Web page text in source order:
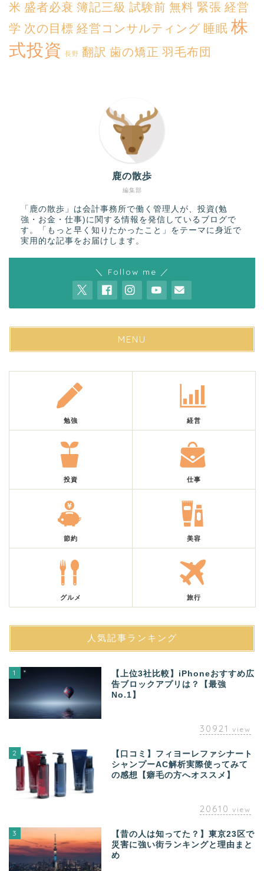
米 盛者必衰 簿記三級 試験前 無料 緊張 経営
学 次の目標 経営コンサルティング 睡眠 株
式投資
長野 翻訳 歯の矯正 羽毛布団
編集部
鹿の散歩
「鹿の散歩」は会計事務所で働く管理人が、投資(勉
強・お金・仕事)に関する情報を発信しているブログで
す。「もっと早く知りたかったこと」をテーマに身近で
実用的な記事をお届けします。
＼ Follow me ／
MENU
勉強 経営
投資 仕事
節約 美容
グルメ 旅行
人気記事ランキング
1
【上位3社比較】iPhoneおすすめ広
告ブロックアプリは？【最強
No.1】
30921 view
2
【口コミ】フィヨーレファシナート
シャンプーAC解析実際使ってみて
の感想【癖毛の方へオススメ】
20610 view
3
【昔の人は知ってた？】東京23区で
災害に強い街ランキングと理由まと
め